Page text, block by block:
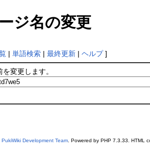
ジ名の変更
| 単語検索| 最終更新| ヘルプ]
を変更します。
PukiWiki Development Team. Powered by PHP 7.3.33. HTML